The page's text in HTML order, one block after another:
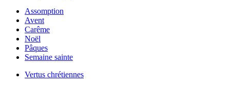
Assomption
Avent
Carême
Noël
Pâques
Semaine sainte
Vertus chrétiennes